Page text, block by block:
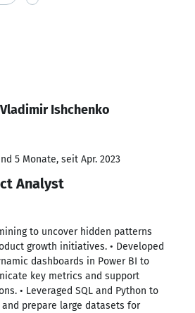
Ishchenko
5 Monate, seit Apr. 2023
Analyst
to uncover hidden patterns
growth initiatives. • Developed
dashboards in Power BI to
key metrics and support
• Leveraged SQL and Python to
prepare large datasets for